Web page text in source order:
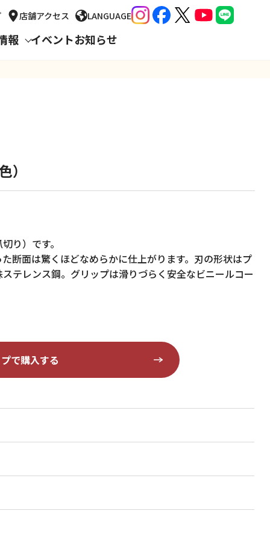
店舗アクセス LANGUAGE
報 イベントお知らせ
り）です。
断面は驚くほどなめらかに仕上がります。刃の形状はプ
テレンス鋼。グリップは滑りづらく安全なビニールコー
で購入する